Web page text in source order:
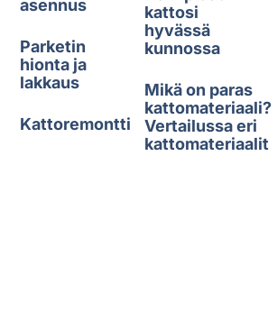
asennus
Parketin
hionta ja
lakkaus
Kattoremontti
kattosi
hyvässä
kunnossa
Mikä on paras
kattomateriaali?
Vertailussa eri
kattomateriaalit